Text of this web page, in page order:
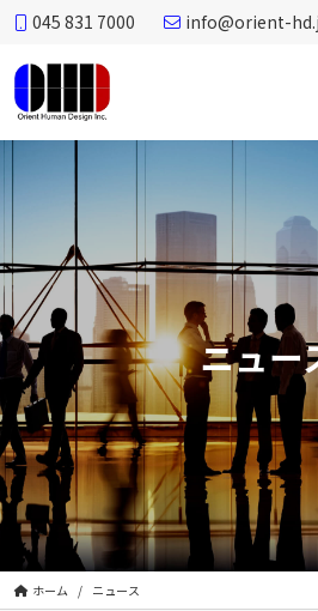
045 831 7000 info@orient-
オ
ヒ
ュ
ー
マ
ン
デ
ザ
イ
ン
株
式
会
ニュー
ホーム ニュース